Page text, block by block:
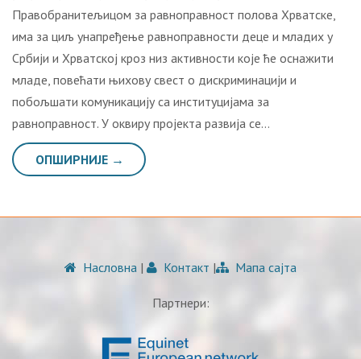
Правобранитељицом за равноправност полова Хрватске,
има за циљ унапређење равноправности деце и младих у
Србији и Хрватској кроз низ активности које ће оснажити
младе, повећати њихову свест о дискриминацији и
побољшати комуникацију са институцијама за
равноправност. У оквиру пројекта развија се…
ОПШИРНИЈЕ →
Насловна | Контакт | Мапа сајта
Партнери: